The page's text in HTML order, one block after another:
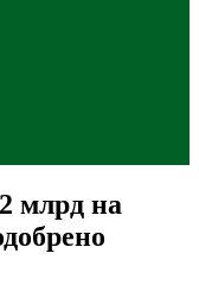
млрд на